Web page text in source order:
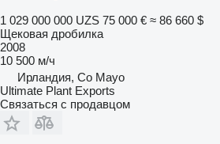
1 029 000 000 UZS 75 000 € ≈ 86 660 $
Щековая дробилка
2008
10 500 м/ч
Ирландия, Co Mayo
Ultimate Plant Exports
Связаться с продавцом